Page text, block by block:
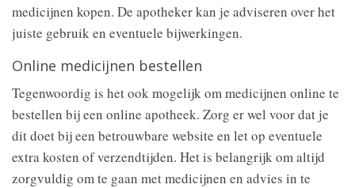
medicijnen kopen. De apotheker kan je adviseren over het
juiste gebruik en eventuele bijwerkingen.
Online medicijnen bestellen
Tegenwoordig is het ook mogelijk om medicijnen online te
bestellen bij een online apotheek. Zorg er wel voor dat je
dit doet bij een betrouwbare website en let op eventuele
extra kosten of verzendtijden. Het is belangrijk om altijd
zorgvuldig om te gaan met medicijnen en advies in te